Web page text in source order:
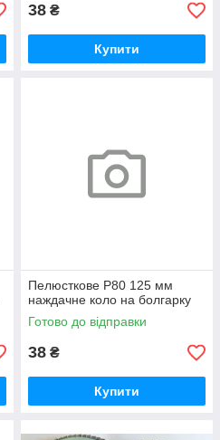
38 ₴
Купити
Пелюсткове Р80 125 мм
наждачне коло на болгарку
Готово до відправки
38 ₴
Купити